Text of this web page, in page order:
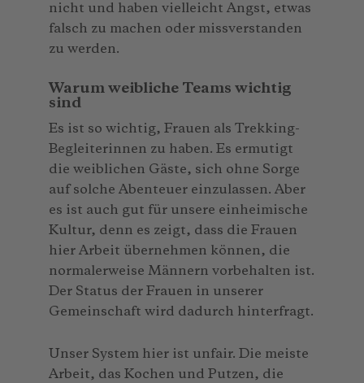
nicht und haben vielleicht Angst, etwas
falsch zu machen oder missverstanden
zu werden.
Warum weibliche Teams wichtig
sind
Es ist so wichtig, Frauen als Trekking-
Begleiterinnen zu haben. Es ermutigt
die weiblichen Gäste, sich ohne Sorge
auf solche Abenteuer einzulassen. Aber
es ist auch gut für unsere einheimische
Kultur, denn es zeigt, dass die Frauen
hier Arbeit übernehmen können, die
normalerweise Männern vorbehalten ist.
Der Status der Frauen in unserer
Gemeinschaft wird dadurch hinterfragt.
Unser System hier ist unfair. Die meiste
Arbeit, das Kochen und Putzen, die